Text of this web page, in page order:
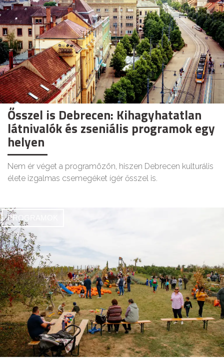
Ősszel is Debrecen: Kihagyhatatlan
látnivalók és zseniális programok egy
helyen
Nem ér véget a programözön, hiszen Debrecen kulturális
élete izgalmas csemegéket ígér ősszel is.
PROGRAMOK